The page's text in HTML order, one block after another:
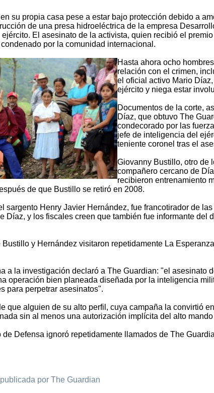
su propia casa pese a estar bajo protección debido a
de una presa hidroeléctrica de la empresa
El asesinato de la activista, quien recibió el
por la comunidad internacional.
Hasta ahora ocho
relación con el crimen,
el oficial activo Mario
ejército y niega estar
Documentos de la corte,
Díaz, que obtuvo The
condecorado por las
jefe de inteligencia del
teniente coronel tras el
Giovanny Bustillo, otro de
compañero cercano de
recibieron entrenamiento
de que Bustillo se retiró en 2008.
sargento Henry Javier Hernández, fue francotirador de
Díaz, y los fiscales creen que también fue informante del
Bustillo y Hernández visitaron repetidamente La
a la investigación declaró a The Guardian: "el asesinato
operación bien planeada diseñada por la inteligencia
para perpetrar asesinatos".
que alguien de su alto perfil, cuya campaña la convirtió
sin al menos una autorización implícita del alto
Defensa ignoró repetidamente llamados de The
por The Guardian